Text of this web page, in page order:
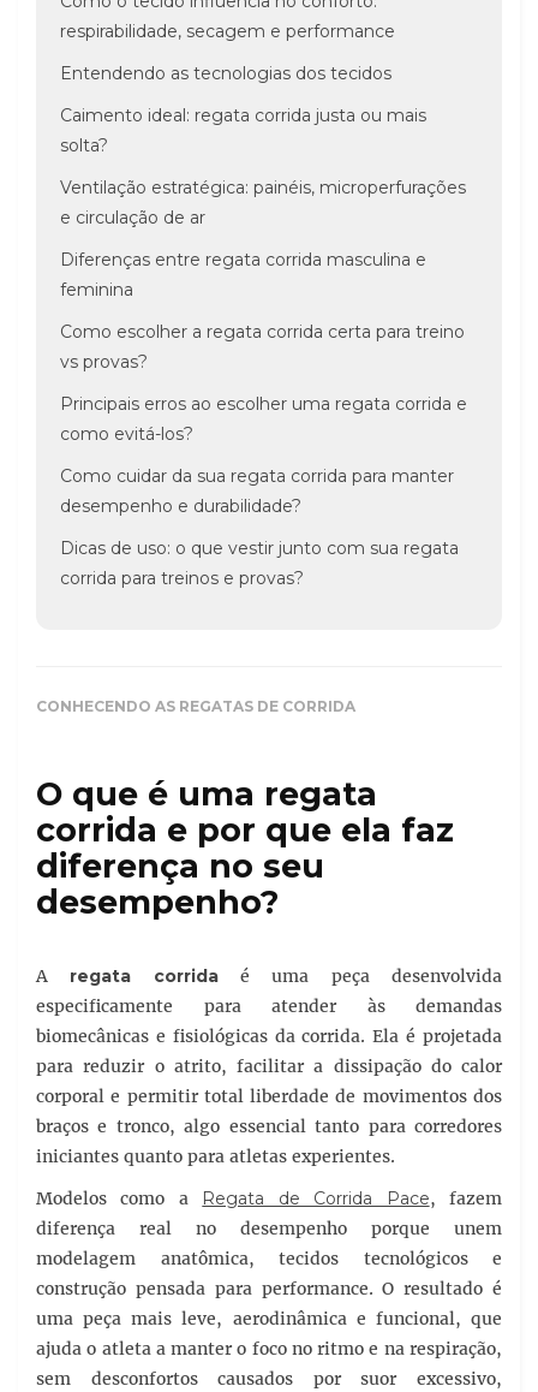
respirabilidade, secagem e performance
Entendendo as tecnologias dos tecidos
Caimento ideal: regata corrida justa ou mais
solta?
Ventilação estratégica: painéis, microperfurações
e circulação de ar
Diferenças entre regata corrida masculina e
feminina
Como escolher a regata corrida certa para treino
vs provas?
Principais erros ao escolher uma regata corrida e
como evitá-los?
Como cuidar da sua regata corrida para manter
desempenho e durabilidade?
Dicas de uso: o que vestir junto com sua regata
corrida para treinos e provas?
CONHECENDO AS REGATAS DE CORRIDA
O que é uma regata
corrida e por que ela faz
diferença no seu
desempenho?
A regata corridaé uma peça desenvolvida
especificamente para atender às demandas
biomecânicas e fisiológicas da corrida. Ela é projetada
para reduzir o atrito, facilitar a dissipação do calor
corporal e permitir total liberdade de movimentos dos
braços e tronco, algo essencial tanto para corredores
iniciantes quanto para atletas experientes.
Modelos como a
Regata de Corrida Pace, fazem
diferença real no desempenho porque unem
modelagem anatômica, tecidos tecnológicos e
construção pensada para performance. O resultado é
uma peça mais leve, aerodinâmica e funcional, que
ajuda o atleta a manter o foco no ritmo e na respiração,
sem desconfortos causados por suor excessivo,